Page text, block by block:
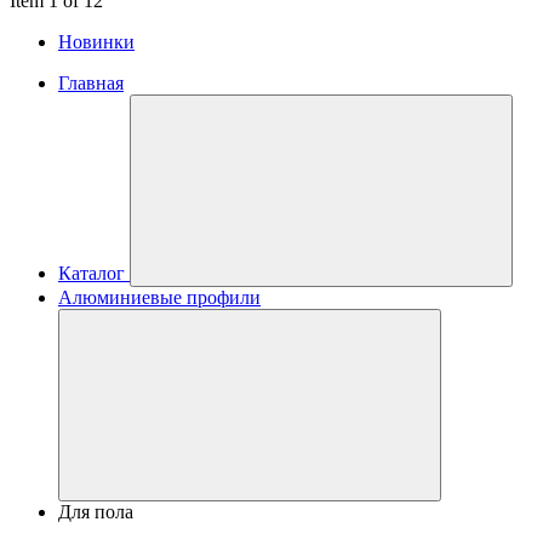
Новинки
Главная
Каталог
Алюминиевые профили
Для пола